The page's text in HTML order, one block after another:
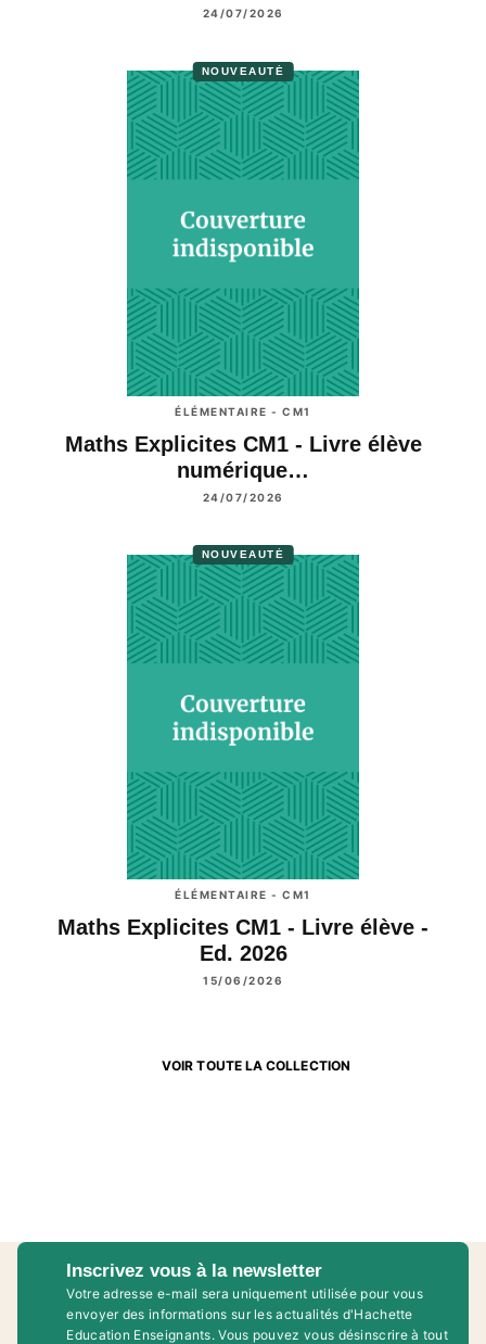
24/07/2026
NOUVEAUTÉ
ÉLÉMENTAIRE - CM1
Maths Explicites CM1 - Livre élève
numérique…
24/07/2026
NOUVEAUTÉ
ÉLÉMENTAIRE - CM1
Maths Explicites CM1 - Livre élève -
Ed. 2026
15/06/2026
VOIR TOUTE LA COLLECTION
Inscrivez vous à la newsletter
Votre adresse e-mail sera uniquement utilisée pour vous
envoyer des informations sur les actualités d'Hachette
Education Enseignants. Vous pouvez vous désinscrire à tout